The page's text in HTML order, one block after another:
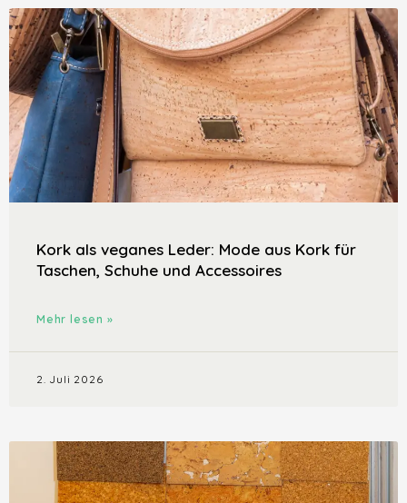
Kork als veganes Leder: Mode aus Kork für
Taschen, Schuhe und Accessoires
Mehr lesen »
2. Juli 2026